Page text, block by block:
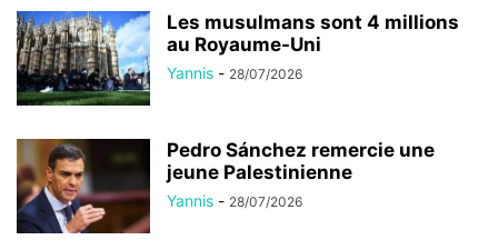
Les musulmans sont 4 millions
au Royaume-Uni
Yannis - 28/07/2026
Pedro Sánchez remercie une
jeune Palestinienne
Yannis - 28/07/2026